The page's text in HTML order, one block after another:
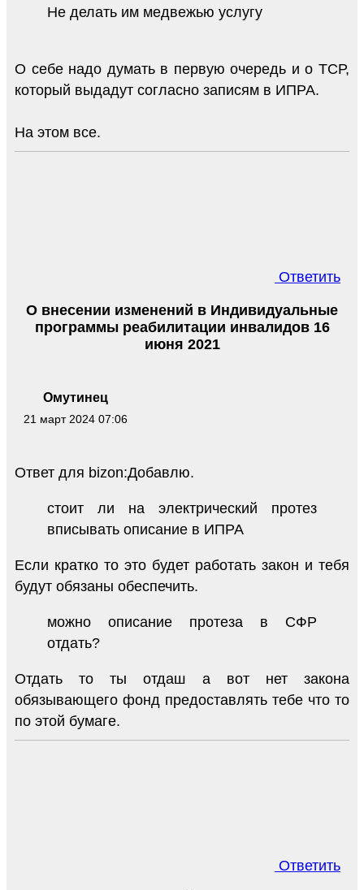
Не делать им медвежью услугу
О себе надо думать в первую очередь и о ТСР,
который выдадут согласно записям в ИПРА.
На этом все.
Ответить
Омутинец
21 март 2024 07:06
О внесении изменений в Индивидуальные
программы реабилитации инвалидов 16
июня 2021
Ответ для bizon:Добавлю.
стоит ли на электрический протез
вписывать описание в ИПРА
Если кратко то это будет работать закон и тебя
будут обязаны обеспечить.
можно описание протеза в СФР
отдать?
Отдать то ты отдаш а вот нет закона
обязывающего фонд предоставлять тебе что то
по этой бумаге.
Ответить